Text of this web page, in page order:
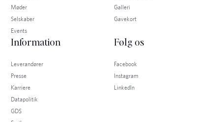
Møder
Selskaber
Events
Galleri
Gavekort
Information
Leverandører
Presse
Karriere
Datapolitik
GDS
Følg os
Facebook
Instagram
LinkedIn